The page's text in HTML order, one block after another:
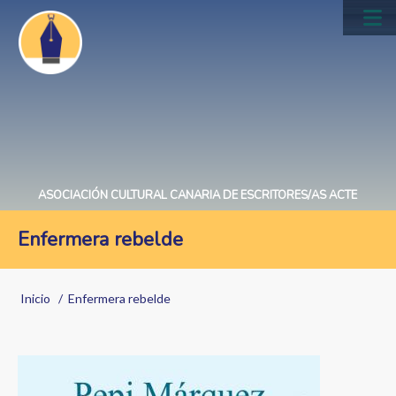
Pasar
contenido
principal
ASOCIACIÓN CULTURAL CANARIA DE ESCRITORES/AS ACTE
Enfermera rebelde
Sobrescribir
ayuda
Inicio Enfermera rebelde